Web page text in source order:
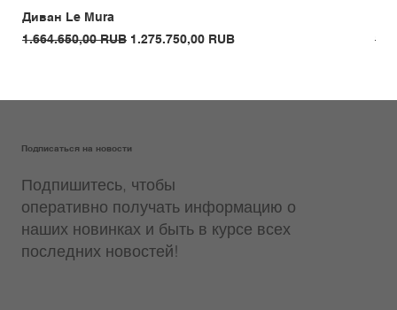
Диван Le Mura
Обычная цена
1.664.650,00 RUB Цена со скидкой
1.275.750,00 RUB
Подписаться на новости
Подпишитесь, чтобы
оперативно получать информацию о
наших новинках и быть в курсе всех
последних новостей!